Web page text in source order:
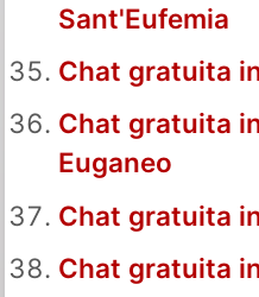
Sant'Eufemia
Chat gratuita
Chat gratuita
Euganeo
Chat gratuita
Chat gratuita